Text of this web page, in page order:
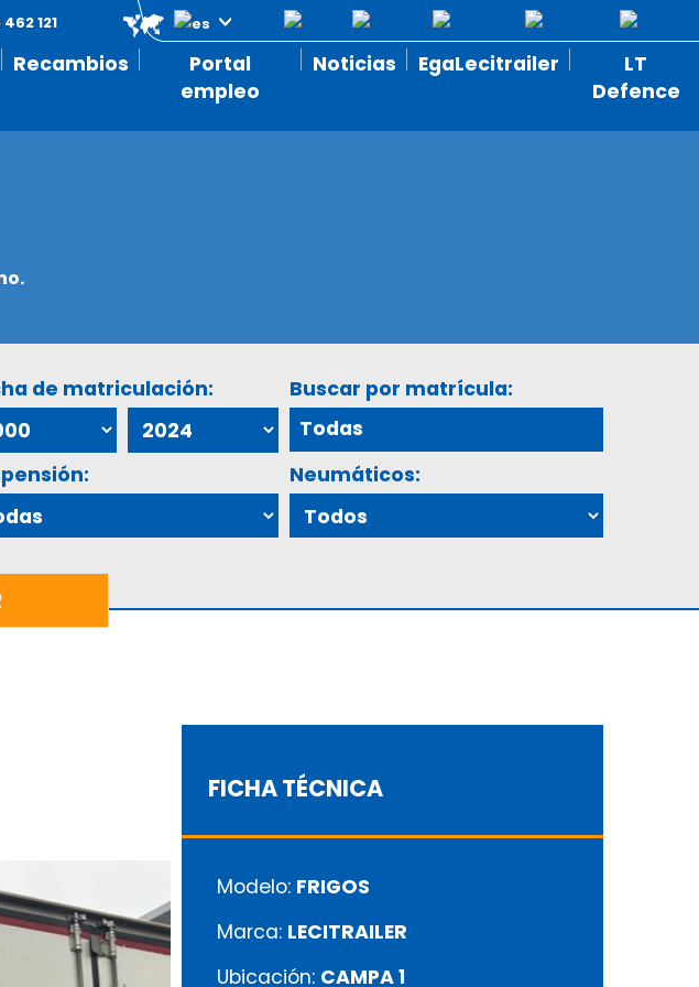
Recambios
Portal
empleo
Noticias EgaLecitrailer
LT
Defence
121
de matriculación: Buscar por matrícula:
Neumáticos:
FICHA TÉCNICA
Modelo: FRIGOS
Marca: LECITRAILER
Ubicación: CAMPA 1